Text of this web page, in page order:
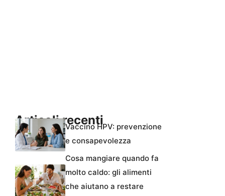
Articoli recentiVaccino HPV: prevenzione
e consapevolezza
Cosa mangiare quando fa
molto caldo: gli alimenti
che aiutano a restare